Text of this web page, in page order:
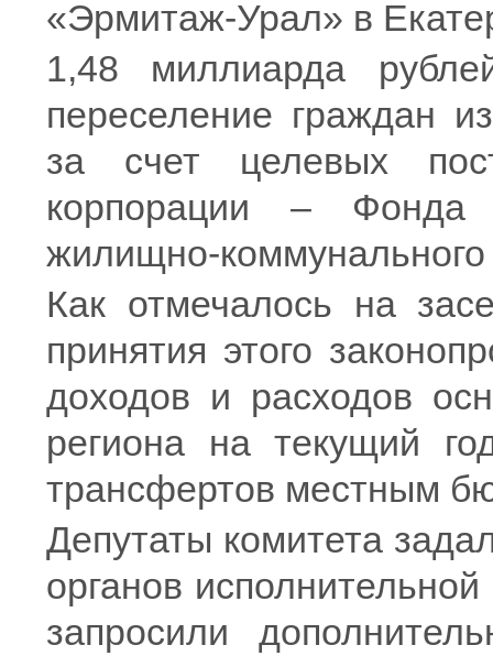
«Эрмитаж-Урал» в
1,48 миллиарда
переселение граждан
за счет целевых
корпорации – Фонда
жилищно-коммунального
Как отмечалось на
принятия этого
доходов и расходов
региона на текущий
трансфертов местным
Депутаты комитета
органов
запросили